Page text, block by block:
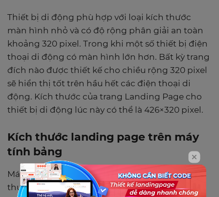
Thiết bị di động phù hợp với loại kích thước
màn hình nhỏ và có độ rộng phân giải an toàn
khoảng 320 pixel. Trong khi một số thiết bị điện
thoại di động có màn hình lớn hơn. Bất kỳ trang
đích nào được thiết kế cho chiều rộng 320 pixel
sẽ hiển thị tốt trên hầu hết các điện thoại di
động. Kích thước của trang Landing Page cho
thiết bị di động lúc này có thể là 426×320 pixel.
Kích thước landing page trên máy
tính bảng
Máy tính bảng có kích thước nhỏ hơn 7 inch
thường có màn hình rộng 640 pixel. Các trang